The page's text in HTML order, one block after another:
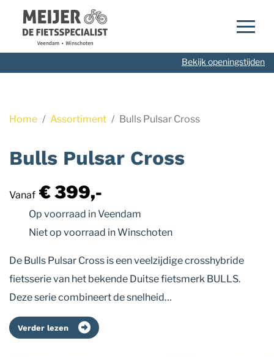
Navigatie
Bekijk openingstijden
Home Assortiment Bulls Pulsar Cross
Bulls Pulsar Cross
Vanaf € 399,-
Op voorraad in Veendam
Niet op voorraad in Winschoten
De Bulls Pulsar Cross is een veelzijdige crosshybride
fietsserie van het bekende Duitse fietsmerk BULLS.
Deze serie combineert de snelheid…
Verder lezen